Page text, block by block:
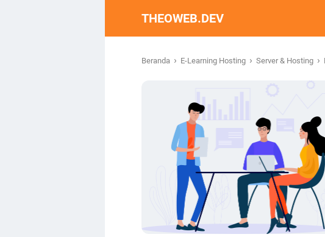
THEOWEB.DEV
Beranda › E-Learning Hosting › Server & Hosting ›